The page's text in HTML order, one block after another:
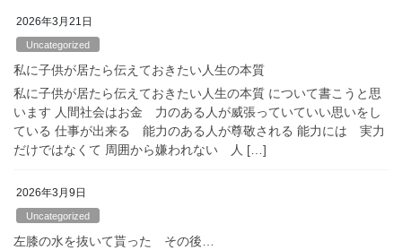
2026年3月21日
Uncategorized
私に子供が居たら伝えておきたい人生の本質
私に子供が居たら伝えておきたい人生の本質 について書こうと思
います 人間社会はお金 力のある人が威張っていていい思いをし
ている 仕事が出来る 能力のある人が尊敬される 能力には 実力
だけではなくて 周囲から嫌われない 人 […]
2026年3月9日
Uncategorized
左膝の水を抜いて貰った その後…